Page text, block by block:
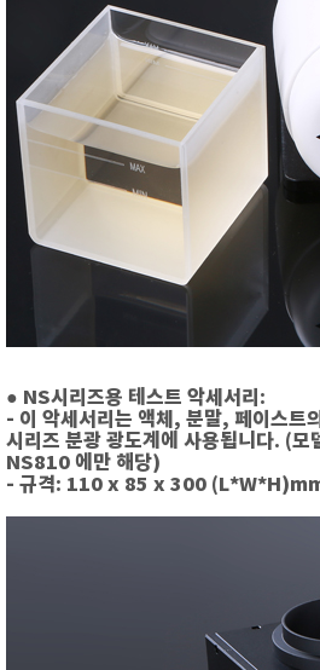
● NS시리즈용 테스트 악세서리:
- 이 악세서리 는 액체, 분말, 페이스트
시리즈 분광 광도계에 사용됩니다. (
NS810 에만 해당)
- 규격: 110 x 85 x 300